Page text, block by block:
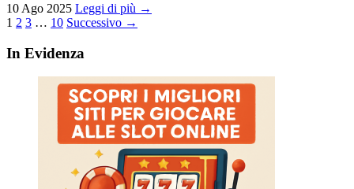
10 Ago 2025 Leggi di più →
Paginazione
degli
1 2 3 … 10 Successivo →
In Evidenza